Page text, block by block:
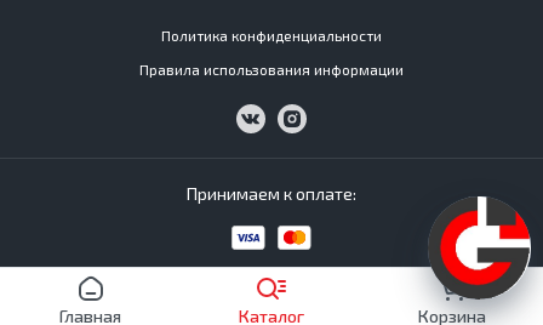
Главная Каталог Корзина
Политика конфиденциальности
Правила использования информации
Cargasm © All Rights Reserved 2016−2026
Принимаем к оплате: